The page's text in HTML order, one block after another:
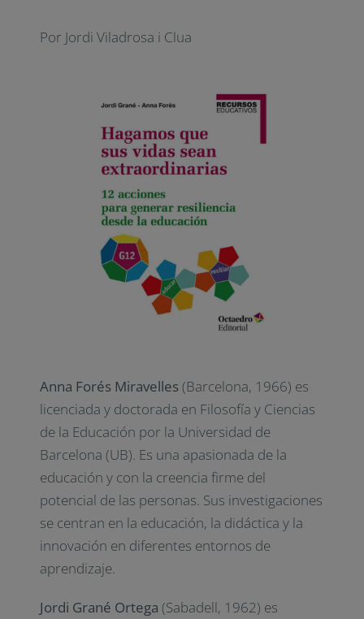
Por Jordi Viladrosa i Clua
Anna Forés Miravelles(Barcelona, 1966) es
licenciada y doctorada en Filosofía y Ciencias
de la Educación por la Universidad de
Barcelona (UB). Es una apasionada de la
educación y con la creencia firme del
potencial de las personas. Sus investigaciones
se centran en la educación, la didáctica y la
innovación en diferentes entornos de
aprendizaje.
Jordi Grané Ortega (Sabadell, 1962) es